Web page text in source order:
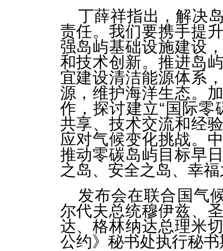
丁薛祥指出，解决
责任。我们要携手提
强岛屿基础设施建设
和技术创新。推进岛
宜建设清洁能源体系
源，维护海洋生态。
作，探讨建立“国际零
共享、技术交流和经
应对气候变化挑战。
推动零碳岛屿目标早
之岛、安全之岛、幸
发布会在联合国气
尔代夫总统穆伊兹、
达、格林纳达总理米
公约》秘书处执行秘